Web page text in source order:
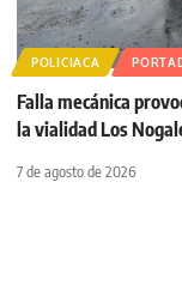
POLICIACA
Falla mecánica
la vialidad Los
7 de agosto de 2026